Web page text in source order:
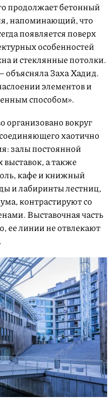
продолжает бетонный
напоминающий, что
появляется поверх
особенностей
и стеклянные потолки.
объясняла Заха Хадид.
элементов и
способом».
организовано вокруг
хаотично
залы постоянной
а также
кафе и книжный
и лабиринты лестниц,
контрастируют со
Выставочная часть
ее линии не отвлекают